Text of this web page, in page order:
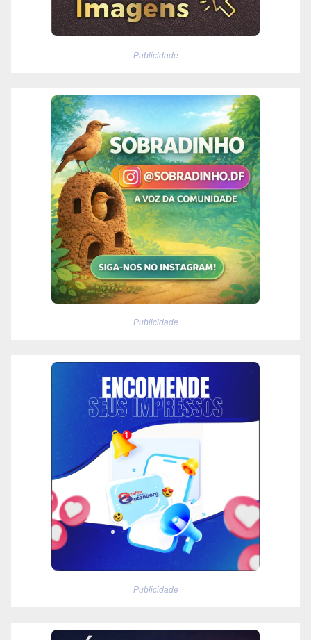
Publicidade
Publicidade
Publicidade